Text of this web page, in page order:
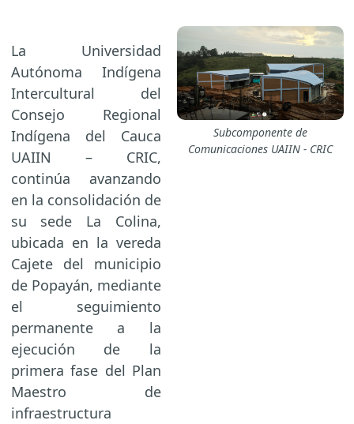
La Universidad
Autónoma Indígena
Intercultural del
Consejo Regional
Indígena del Cauca
UAIIN – CRIC,
continúa avanzando
en la consolidación de
su sede La Colina,
ubicada en la vereda
Cajete del municipio
de Popayán, mediante
el seguimiento
permanente a la
ejecución de la
primera fase del Plan
Maestro de
infraestructura
Subcomponente de
Comunicaciones UAIIN - CRIC